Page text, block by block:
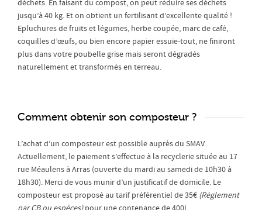
déchets. En faisant du compost, on peut réduire ses déchets
jusqu’à 40 kg. Et on obtient un fertilisant d’excellente qualité !
Epluchures de fruits et légumes, herbe coupée, marc de café,
coquilles d’œufs, ou bien encore papier essuie-tout, ne finiront
plus dans votre poubelle grise mais seront dégradés
naturellement et transformés en terreau.
Comment obtenir son composteur ?
L’achat d’un composteur est possible auprès du SMAV.
Actuellement, le paiement s’effectue à la recyclerie située au 17
rue Méaulens à Arras (ouverte du mardi au samedi de 10h30 à
18h30). Merci de vous munir d’un justificatif de domicile. Le
composteur est proposé au tarif préférentiel de 35€ (Règlement